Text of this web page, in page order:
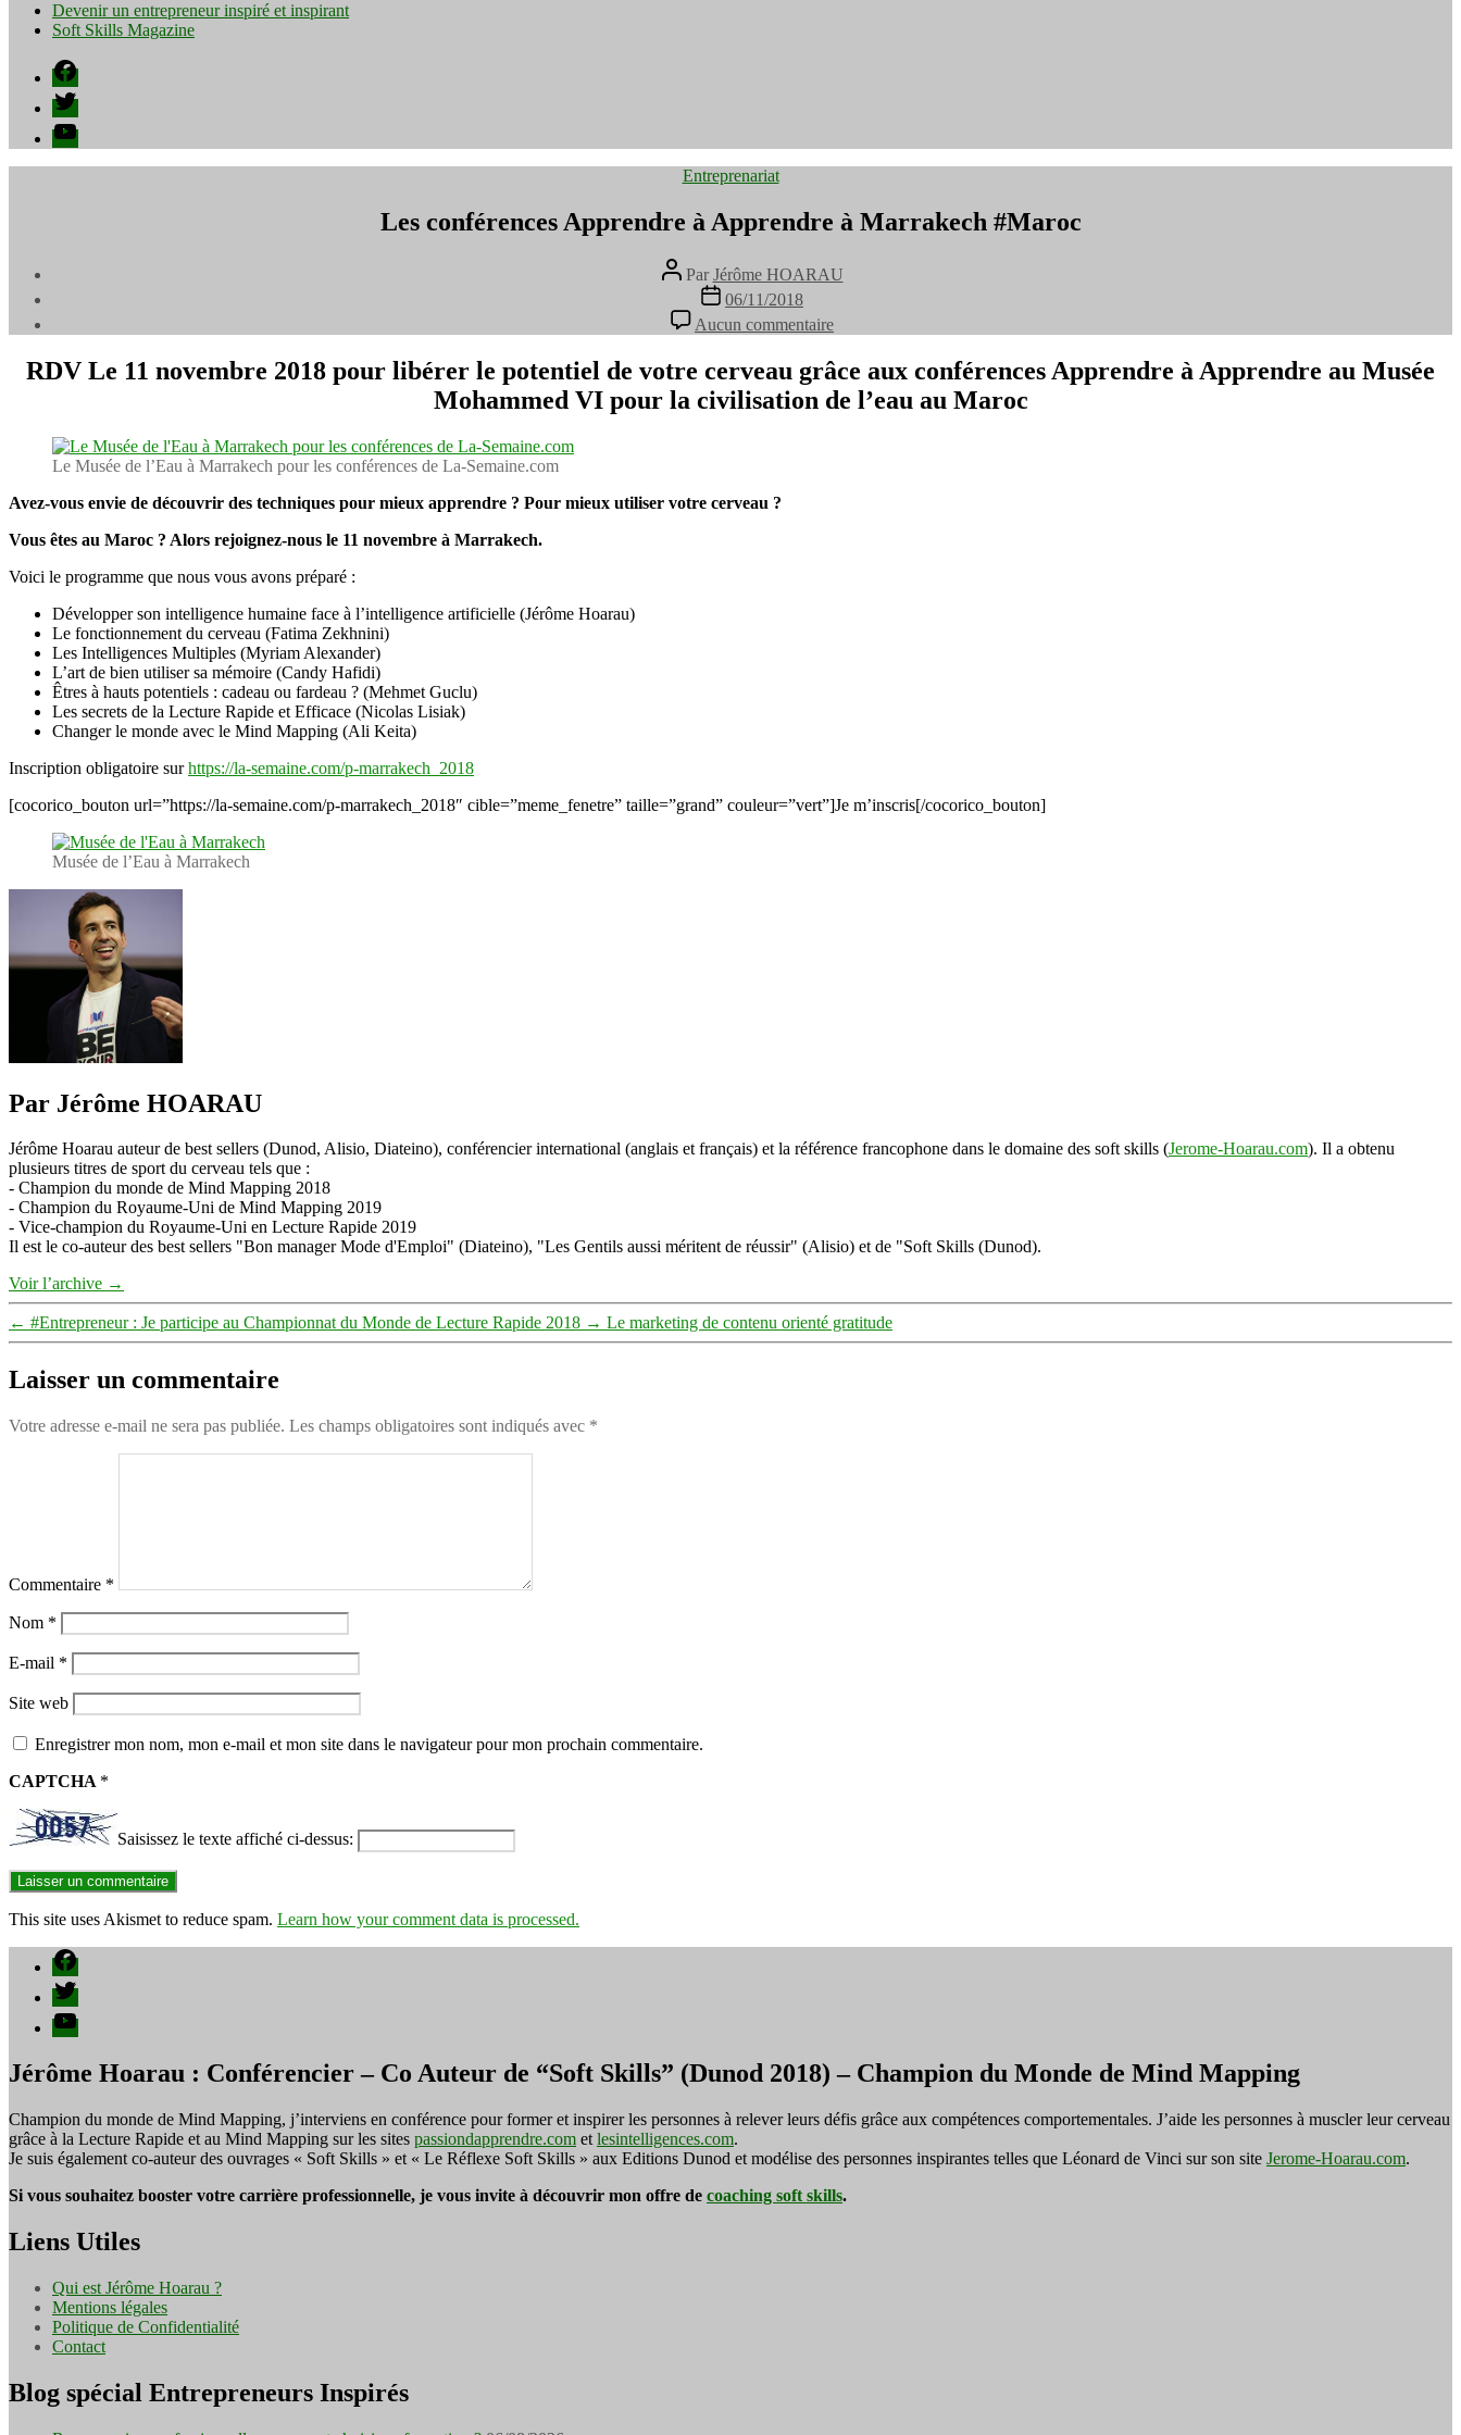
Devenir un entrepreneur inspiré et inspirant
Soft Skills Magazine
Facebook
Twitter
YouTube
Catégories
Entreprenariat
Les conférences Apprendre à Apprendre à Marrakech #Maroc
Auteur
de
l’article
Par Jérôme HOARAU
Date
l’article
06/11/2018
Aucun commentaire
Les
Apprendre
à
RDV Le 11 novembre 2018 pour libérer le potentiel de votre cerveau grâce aux conférences Apprendre à Apprendre au Musée
Mohammed VI pour la civilisation de l’eau au Maroc
Le Musée de l’Eau à Marrakech pour les conférences de La-Semaine.com
Avez-vous envie de découvrir des techniques pour mieux apprendre ? Pour mieux utiliser votre cerveau ?
Vous êtes au Maroc ? Alors rejoignez-nous le 11 novembre à Marrakech.
Voici le programme que nous vous avons préparé :
Développer son intelligence humaine face à l’intelligence artificielle (Jérôme Hoarau)
Le fonctionnement du cerveau (Fatima Zekhnini)
Les Intelligences Multiples (Myriam Alexander)
L’art de bien utiliser sa mémoire (Candy Hafidi)
Êtres à hauts potentiels : cadeau ou fardeau ? (Mehmet Guclu)
Les secrets de la Lecture Rapide et Efficace (Nicolas Lisiak)
Changer le monde avec le Mind Mapping (Ali Keita)
Inscription obligatoire surhttps://la-semaine.com/p-marrakech_2018
[cocorico_bouton url=”https://la-semaine.com/p-marrakech_2018″ cible=”meme_fenetre” taille=”grand” couleur=”vert”]Je m’inscris[/cocorico_bouton]
Musée de l’Eau à Marrakech
Par Jérôme HOARAU
Jérôme Hoarau auteur de best sellers (Dunod, Alisio, Diateino), conférencier international (anglais et français) et la référence francophone dans le domaine des soft skills (Jerome-Hoarau.com). Il a obtenu
plusieurs titres de sport du cerveau tels que :
- Champion du monde de Mind Mapping 2018
- Champion du Royaume-Uni de Mind Mapping 2019
- Vice-champion du Royaume-Uni en Lecture Rapide 2019
Il est le co-auteur des best sellers "Bon manager Mode d'Emploi" (Diateino), "Les Gentils aussi méritent de réussir" (Alisio) et de "Soft Skills (Dunod).
Voir l’archive →
← #Entrepreneur : Je participe au Championnat du Monde de Lecture Rapide 2018 → Le marketing de contenu orienté gratitude
Laisser un commentaire
Votre adresse e-mail ne sera pas publiée. Les champs obligatoires sont indiqués avec *
Commentaire *
Nom *
E-mail *
Site web
Enregistrer mon nom, mon e-mail et mon site dans le navigateur pour mon prochain commentaire.
CAPTCHA *
Saisissez le texte affiché ci-dessus:
This site uses Akismet to reduce spam. Learn how your comment data is processed.
Facebook
Twitter
YouTube
Jérôme Hoarau : Conférencier – Co Auteur de “Soft Skills” (Dunod 2018) – Champion du Monde de Mind Mapping
Champion du monde de Mind Mapping, j’interviens en conférence pour former et inspirer les personnes à relever leurs défis grâce aux compétences comportementales. J’aide les personnes à muscler leur cerveau
grâce à la Lecture Rapide et au Mind Mapping sur les sites passiondapprendre.com et lesintelligences.com.
Je suis également co-auteur des ouvrages « Soft Skills » et « Le Réflexe Soft Skills » aux Editions Dunod et modélise des personnes inspirantes telles que Léonard de Vinci sur son site Jerome-Hoarau.com.
Si vous souhaitez booster votre carrière professionnelle, je vous invite à découvrir mon offre de coaching soft skills.
Liens Utiles
Qui est Jérôme Hoarau ?
Mentions légales
Politique de Confidentialité
Contact
Blog spécial Entrepreneurs Inspirés